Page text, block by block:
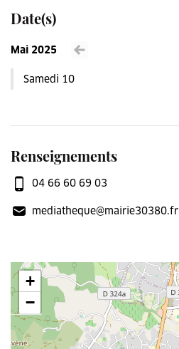
Date(s)
Voir le mois précédent
Mai 2025
Samedi 10
Renseignements
04 66 60 69 03
mediatheque@mairie30380.fr
+
−